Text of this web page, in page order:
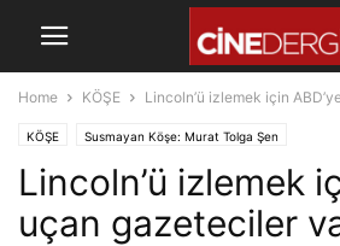
Home KÖŞE Lincoln’ü izlemek için
KÖŞE Susmayan Köşe: Murat Tolga Şen
Lincoln’ü izlemek
uçan gazeteciler